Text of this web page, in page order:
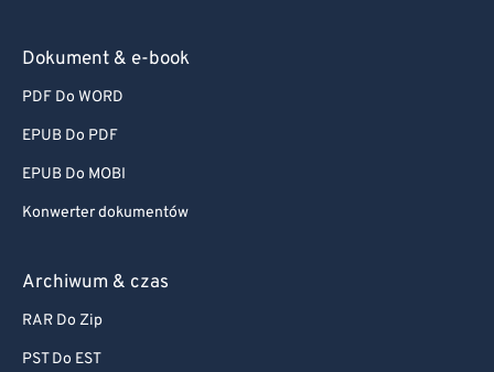
Dokument & e-book
PDF Do WORD
EPUB Do PDF
EPUB Do MOBI
Konwerter dokumentów
Archiwum & czas
RAR Do Zip
PST Do EST